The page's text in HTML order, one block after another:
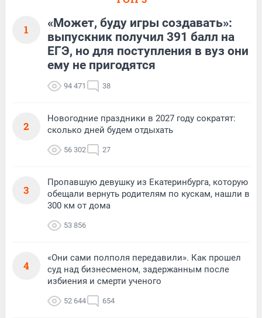
1
«Может, буду игры создавать»:
выпускник получил 391 балл на
ЕГЭ, но для поступления в вуз они
ему не пригодятся
94 471 38
2
Новогодние праздники в 2027 году сократят:
сколько дней будем отдыхать
56 302 27
3
Пропавшую девушку из Екатеринбурга, которую
обещали вернуть родителям по кускам, нашли в
300 км от дома
53 856
4
«Они сами полполя передавили». Как прошел
суд над бизнесменом, задержанным после
избиения и смерти ученого
52 644 654